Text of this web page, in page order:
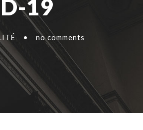
19
• no comments